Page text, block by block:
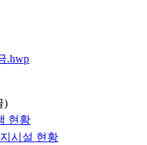
.hwp
)
현황
시설 현황